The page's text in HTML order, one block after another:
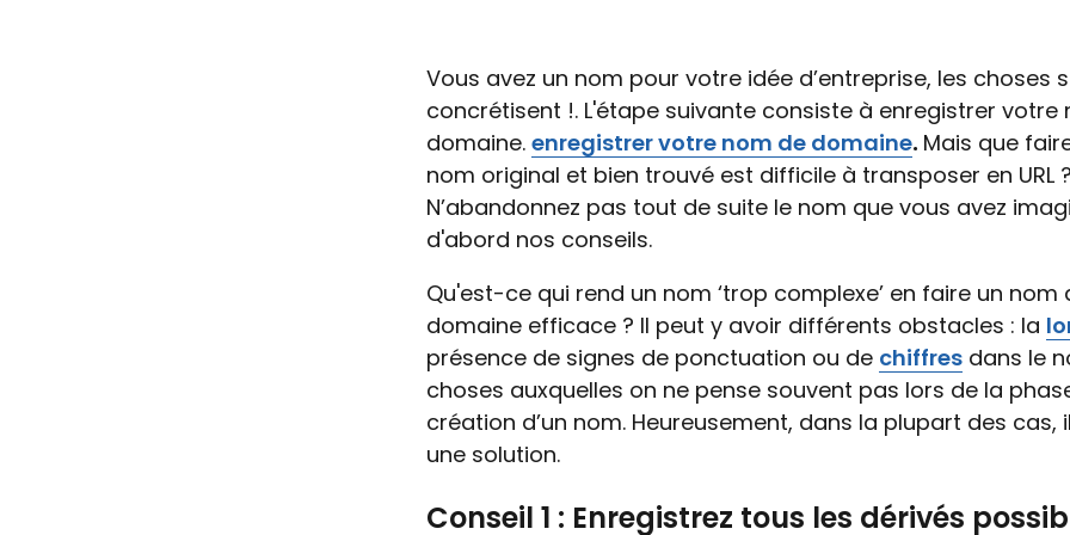
Vous avez un nom pour votre idée d’entreprise, les choses
concrétisent !. L'étape suivante consiste à enregistrer votre
domaine. enregistrer votre nom de domaine. Mais que
nom original et bien trouvé est difficile à transposer en URL
N’abandonnez pas tout de suite le nom que vous avez
d'abord nos conseils.
Qu'est-ce qui rend un nom ‘trop complexe’ en faire un nom
domaine efficace ? Il peut y avoir différents obstacles : la
présence de signes de ponctuation ou de chiffres dans le
choses auxquelles on ne pense souvent pas lors de la
création d’un nom. Heureusement, dans la plupart des cas,
une solution.
Conseil 1 : Enregistrez tous les dérivés